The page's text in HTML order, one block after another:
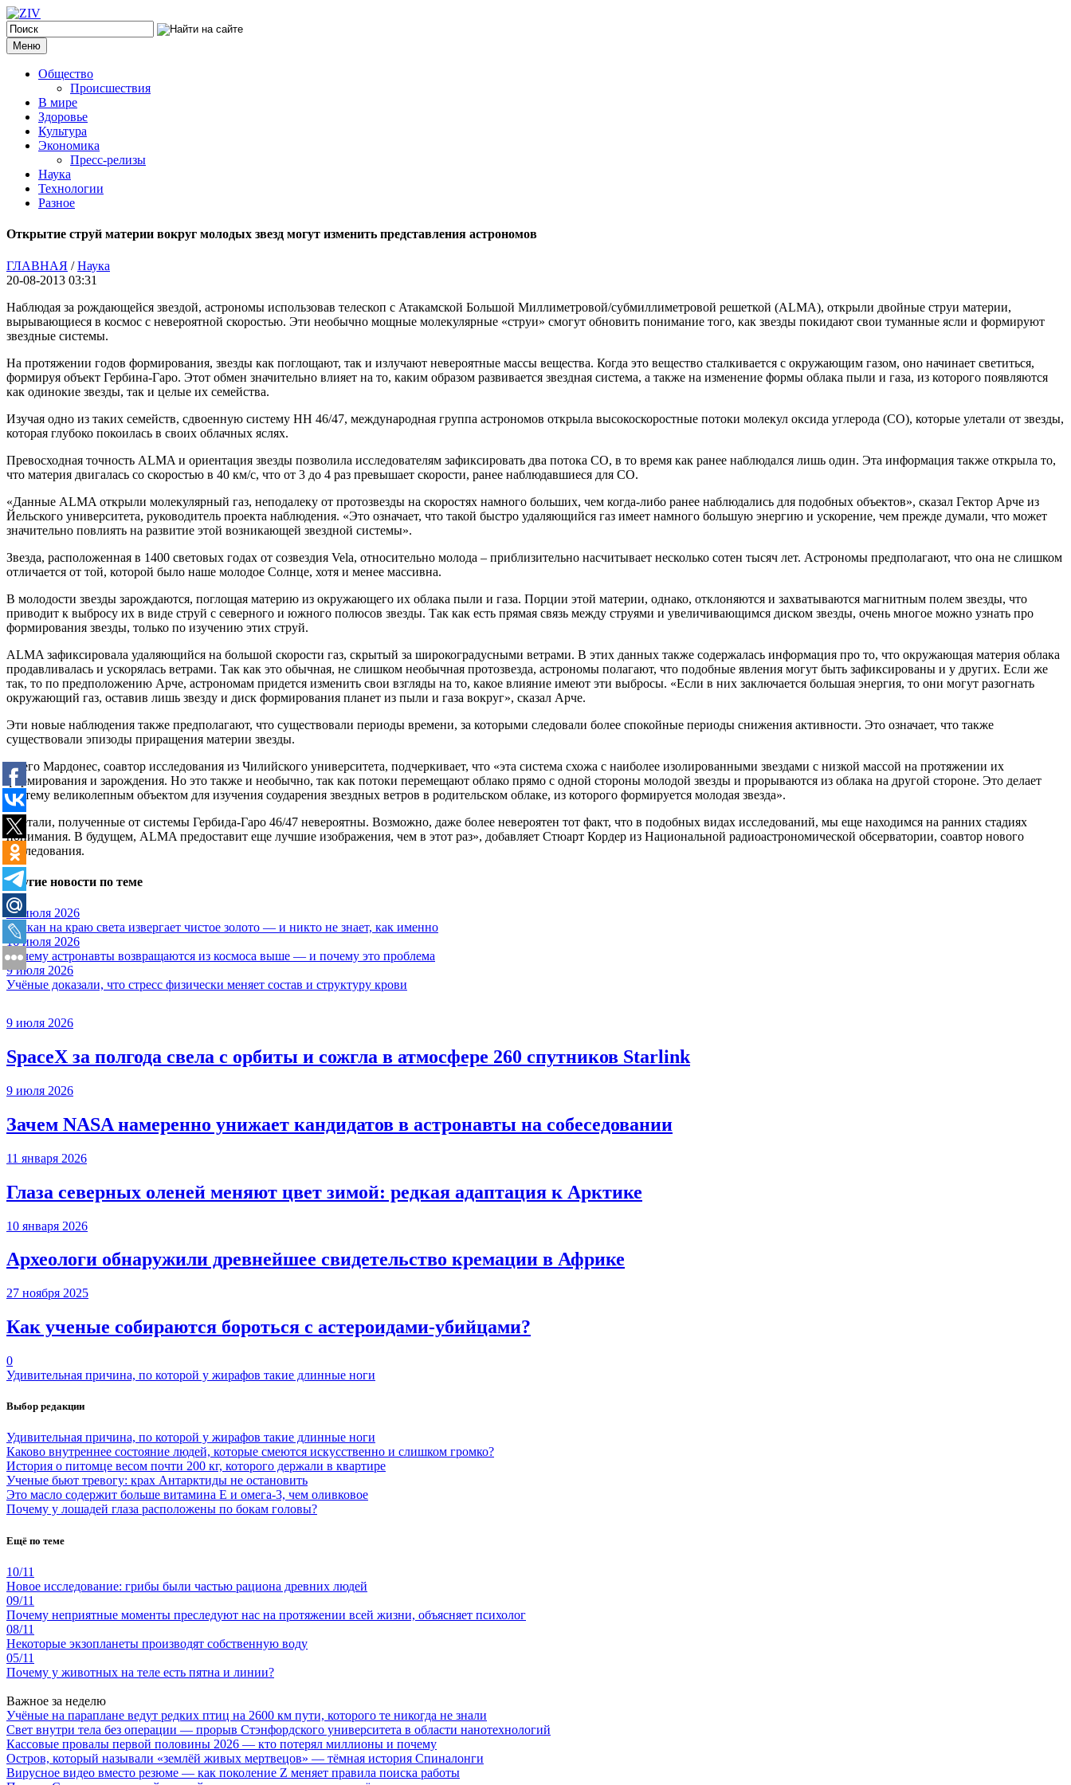
Меню
Общество
Происшествия
В мире
Здоровье
Культура
Экономика
Пресс-релизы
Наука
Технологии
Разное
Открытие струй материи вокруг молодых звезд могут изменить представления астрономов
ГЛАВНАЯ /Наука
20-08-2013 03:31
Наблюдая за рождающейся звездой, астрономы использовав телескоп c Атакамской Большой Миллиметровой/субмиллиметровой решеткой (ALMA), открыли двойные струи материи,
вырывающиеся в космос с невероятной скоростью. Эти необычно мощные молекулярные «струи» смогут обновить понимание того, как звезды покидают свои туманные ясли и формируют
звездные системы.
На протяжении годов формирования, звезды как поглощают, так и излучают невероятные массы вещества. Когда это вещество сталкивается с окружающим газом, оно начинает светиться,
формируя объект Гербина-Гаро. Этот обмен значительно влияет на то, каким образом развивается звездная система, а также на изменение формы облака пыли и газа, из которого появляются
как одинокие звезды, так и целые их семейства.
Изучая одно из таких семейств, сдвоенную систему HH 46/47, международная группа астрономов открыла высокоскоростные потоки молекул оксида углерода (CO), которые улетали от звезды,
которая глубоко покоилась в своих облачных яслях.
Превосходная точность ALMA и ориентация звезды позволила исследователям зафиксировать два потока CO, в то время как ранее наблюдался лишь один. Эта информация также открыла то,
что материя двигалась со скоростью в 40 км/с, что от 3 до 4 раз превышает скорости, ранее наблюдавшиеся для CO.
«Данные ALMA открыли молекулярный газ, неподалеку от протозвезды на скоростях намного больших, чем когда-либо ранее наблюдались для подобных объектов», сказал Гектор Арче из
Йельского университета, руководитель проекта наблюдения. «Это означает, что такой быстро удаляющийся газ имеет намного большую энергию и ускорение, чем прежде думали, что может
значительно повлиять на развитие этой возникающей звездной системы».
Звезда, расположенная в 1400 световых годах от созвездия Vela, относительно молода – приблизительно насчитывает несколько сотен тысяч лет. Астрономы предполагают, что она не слишком
отличается от той, которой было наше молодое Солнце, хотя и менее массивна.
В молодости звезды зарождаются, поглощая материю из окружающего их облака пыли и газа. Порции этой материи, однако, отклоняются и захватываются магнитным полем звезды, что
приводит к выбросу их в виде струй с северного и южного полюсов звезды. Так как есть прямая связь между струями и увеличивающимся диском звезды, очень многое можно узнать про
формирования звезды, только по изучению этих струй.
ALMA зафиксировала удаляющийся на большой скорости газ, скрытый за широкоградусными ветрами. В этих данных также содержалась информация про то, что окружающая материя облака
продавливалась и ускорялась ветрами. Так как это обычная, не слишком необычная протозвезда, астрономы полагают, что подобные явления могут быть зафиксированы и у других. Если же
так, то по предположению Арче, астрономам придется изменить свои взгляды на то, какое влияние имеют эти выбросы. «Если в них заключается большая энергия, то они могут разогнать
окружающий газ, оставив лишь звезду и диск формирования планет из пыли и газа вокруг», сказал Арче.
Эти новые наблюдения также предполагают, что существовали периоды времени, за которыми следовали более спокойные периоды снижения активности. Это означает, что также
существовали эпизоды приращения материи звезды.
Диего Мардонес, соавтор исследования из Чилийского университета, подчеркивает, что «эта система схожа с наиболее изолированными звездами с низкой массой на протяжении их
формирования и зарождения. Но это также и необычно, так как потоки перемещают облако прямо с одной стороны молодой звезды и прорываются из облака на другой стороне. Это делает
систему великолепным объектом для изучения соударения звездных ветров в родительском облаке, из которого формируется молодая звезда».
«Детали, полученные от системы Гербида-Гаро 46/47 невероятны. Возможно, даже более невероятен тот факт, что в подобных видах исследований, мы еще находимся на ранних стадиях
понимания. В будущем, ALMA предоставит еще лучшие изображения, чем в этот раз», добавляет Стюарт Кордер из Национальной радиоастрономической обсерватории, соавтор нового
исследования.
Другие новости по теме
17 июля 2026
Вулкан на краю света извергает чистое золото — и никто не знает, как именно
16 июля 2026
Почему астронавты возвращаются из космоса выше — и почему это проблема
9 июля 2026
Учёные доказали, что стресс физически меняет состав и структуру крови
9 июля 2026
SpaceX за полгода свела с орбиты и сожгла в атмосфере 260 спутников Starlink
9 июля 2026
Зачем NASA намеренно унижает кандидатов в астронавты на собеседовании
11 января 2026
Глаза северных оленей меняют цвет зимой: редкая адаптация к Арктике
10 января 2026
Археологи обнаружили древнейшее свидетельство кремации в Африке
27 ноября 2025
Как ученые собираются бороться с астероидами-убийцами?
0
Удивительная причина, по которой у жирафов такие длинные ноги
Выбор редакции
Удивительная причина, по которой у жирафов такие длинные ноги
Каково внутреннее состояние людей, которые смеются искусственно и слишком громко?
История о питомце весом почти 200 кг, которого держали в квартире
Ученые бьют тревогу: крах Антарктиды не остановить
Это масло содержит больше витамина Е и омега-3, чем оливковое
Почему у лошадей глаза расположены по бокам головы?
Ещё по теме
10/11
Новое исследование: грибы были частью рациона древних людей
09/11
Почему неприятные моменты преследуют нас на протяжении всей жизни, объясняет психолог
08/11
Некоторые экзопланеты производят собственную воду
05/11
Почему у животных на теле есть пятна и линии?
Важное за неделю
Учёные на параплане ведут редких птиц на 2600 км пути, которого те никогда не знали
Свет внутри тела без операции — прорыв Стэнфордского университета в области нанотехнологий
Кассовые провалы первой половины 2026 — кто потерял миллионы и почему
Остров, который называли «землёй живых мертвецов» — тёмная история Спиналонги
Вирусное видео вместо резюме — как поколение Z меняет правила поиска работы